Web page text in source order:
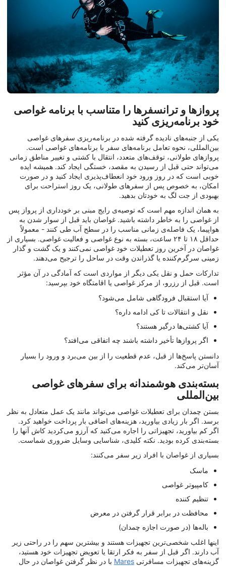
پروازها و ترانسفرها را متناسب با برنامه غواصی
خود برنامه‌ریزی کنید
یکی از جنبه‌های نادیده گرفته شده در برنامه‌ریزی سفرهای غواصی
بین‌المللی، نحوه تعامل برنامه‌های سفر با برنامه‌های غواصی است.
پروازهای طولانی، توقف‌های متعدد، انتقال با کشتی و تغییر مناطق زمانی
می‌تواند حتی قبل از رسیدن به مقصد، خستگی ایجاد کند. همیشه ایده
خوبی است که در روز ورود خود انعطاف‌پذیری ایجاد کنید و در صورت
امکان، به خصوص پس از سفرهای طولانی، یک روز استراحت برای
بهبودی از جت لگ به خودتان بدهید.
به همان اندازه مهم است که توصیه‌ی رایج مبنی بر خودداری از پرواز پس
از غواصی را به خاطر داشته باشید. غواصان باید قبل از سوار شدن به
هواپیما، یک فاصله‌ی زمانی مناسب را در سطح آب طی کنند - معمولاً
حداقل ۱۸ تا ۲۴ ساعت، بسته به نوع غواصی و فعالیت غواصی. بسیاری از
غواصان در آخرین روز تعطیلات خود غواصی نمی‌کنند و یک گشت و گذار
زمینی سرگرم‌کننده یا گذراندن وقت در ساحل را ترجیح می‌دهند.
تدارکات حمل و نقل یکی دیگر از مواردی است که آمادگی در آن مؤثر
است. قبل از رزرو، از مرکز غواصی یا اقامتگاه خود بپرسید:
آیا استقبال فرودگاهی شامل می‌شود؟
نقل و انتقالات تا کی ادامه داره؟
آیا کشتی‌ها درگیر هستند؟
اگر پروازها تأخیر داشته باشند چه اتفاقی می‌افتد؟
دانستن پاسخ‌ها از قبل، عدم قطعیت را از بین می‌برد و ورود را بسیار
آسان‌تر می‌کند.
بسته‌بندی هوشمندانه برای سفرهای غواصی
بین‌المللی
بستن چمدان برای تعطیلات غواصی می‌تواند مانند یک عمل متعادل به نظر
برسد. اگر بار زیادی بیاورید، هزینه‌های اضافی بار پرداخت خواهید کرد.
اگر کم بیاورید، تجهیزاتی را اجاره می‌کنید که آرزو می‌کردید کاش آنها را
بسته‌بندی کرده بودید. نکته کلیدی، شناسایی وسایل ضروری شماست.
بسیاری از غواصان با افراد زیر سفر می‌کنند:
ماسک
کامپیوتر غواصی
تنظیم کننده
محافظت در برابر قرار گرفتن در معرض
باله‌ها (در صورت اجازه چمدان)
اینها اغلب شخصی‌ترین تجهیزات هستند و بیشترین سهم را در راحتی زیر
آب دارند. اگر قبل از سفر به فکر ارتقا یا تعویض تجهیزات خود هستید،
گزینه‌های تجهیزات مسافرتی Mares با در نظر گرفتن غواصان در حال